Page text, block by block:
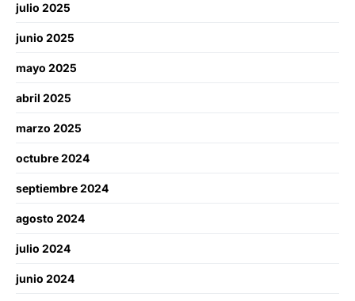
julio 2025
junio 2025
mayo 2025
abril 2025
marzo 2025
octubre 2024
septiembre 2024
agosto 2024
julio 2024
junio 2024